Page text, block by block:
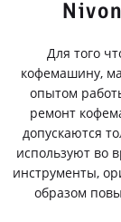
Для того
кофемашину,
опытом
ремонт
допускаются
используют во
инструменты,
образом